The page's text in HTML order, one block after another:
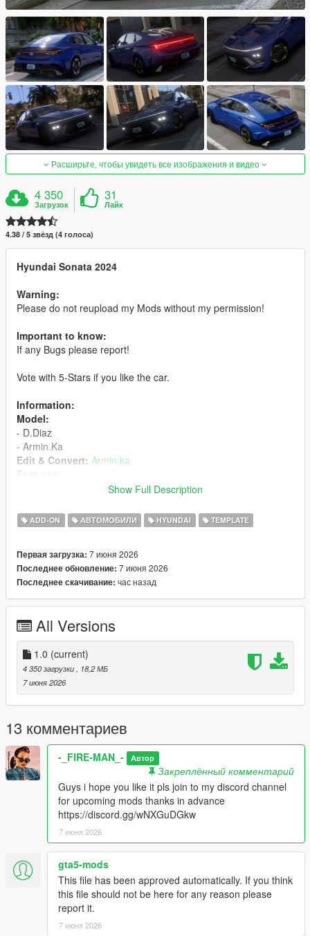
Расширьте, чтобы увидеть все изображения и видео
4 350
Загрузок
31
Лайк
4.38 / 5 звёзд (4 голоса)
Hyundai Sonata 2024
Warning:
Please do not reupload my Mods without my permission!
Important to know:
If any Bugs please report!
Vote with 5-Stars if you like the car.
Information:
Model:
- D.Diaz
- Armin.Ka
Edit & Convert: Armin.ka
- Working Dirt
- Breakable windows
- Passengers are on their seats
- Hands on the steering wheel
- Correct collision
- Realistic mirrors
Installation
1. Put the "snt24" folder in mods\update\x64\dlcpacks
2. Add this line -> dlcpacks:\snt24\ to the dlclist.xml
(mods\update\update.rpf\common\data)
Spawn name: snt24
I work hard to introduce you to something perfect!
Credits:
Show Full Description
ADD-ON АВТОМОБИЛИ HYUNDAI TEMPLATE
Первая загрузка: 7 июня 2026
Последнее обновление: 7 июня 2026
Последнее скачивание: час назад
All Versions
1.0 (current)
4 350 загрузки
, 18,2 МБ
7 июня 2026
13 комментариев
-_FIRE-MAN_- Автор
Закреплённый комментарий
Guys i hope you like it pls join to my discord channel
for upcoming mods thanks in advance
https://discord.gg/wNXGuDGkw
7 июня 2026
gta5-mods
This file has been approved automatically. If you think
this file should not be here for any reason please
report it.
7 июня 2026